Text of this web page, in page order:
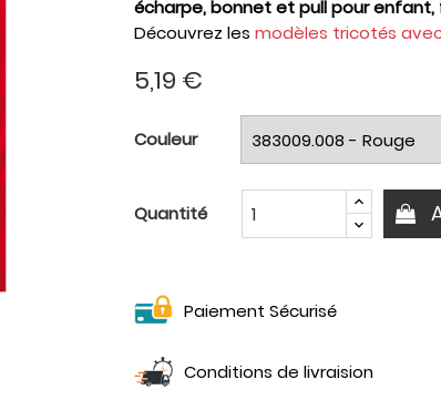
écharpe, bonnet et pull pour
Découvrez lesmodèles tricotés
5,19 €
Couleur
Quantité
Paiement Sécurisé
Conditions de livraision